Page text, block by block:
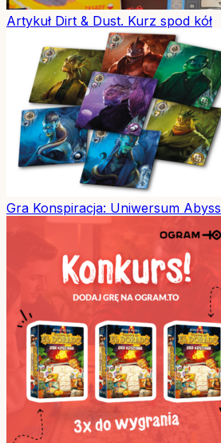
Artykuł Dirt & Dust. Kurz spod kół
Gra Konspiracja: Uniwersum Abyss